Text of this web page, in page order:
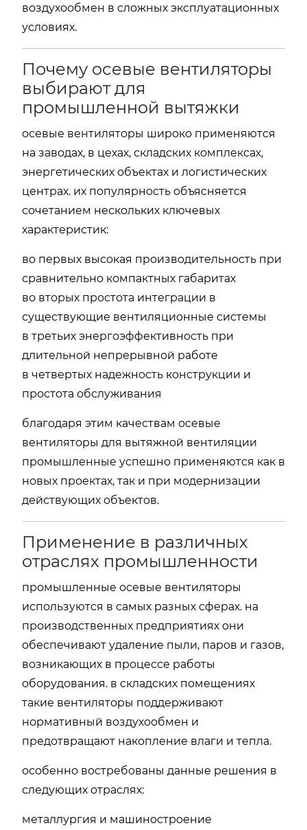
воздухообмен в сложных эксплуатационных
условиях.
Почему осевые вентиляторы
выбирают для
промышленной вытяжки
осевые вентиляторы широко применяются
на заводах, в цехах, складских комплексах,
энергетических объектах и логистических
центрах. их популярность объясняется
сочетанием нескольких ключевых
характеристик:
во первых высокая производительность при
сравнительно компактных габаритах
во вторых простота интеграции в
существующие вентиляционные системы
в третьих энергоэффективность при
длительной непрерывной работе
в четвертых надежность конструкции и
простота обслуживания
благодаря этим качествам осевые
вентиляторы для вытяжной вентиляции
промышленные успешно применяются как в
новых проектах, так и при модернизации
действующих объектов.
Применение в различных
отраслях промышленности
промышленные осевые вентиляторы
используются в самых разных сферах. на
производственных предприятиях они
обеспечивают удаление пыли, паров и газов,
возникающих в процессе работы
оборудования. в складских помещениях
такие вентиляторы поддерживают
нормативный воздухообмен и
предотвращают накопление влаги и тепла.
особенно востребованы данные решения в
следующих отраслях:
металлургия и машиностроение